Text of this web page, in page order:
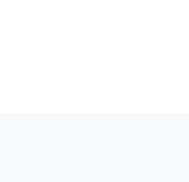
en stofdeeltjes effectief worden